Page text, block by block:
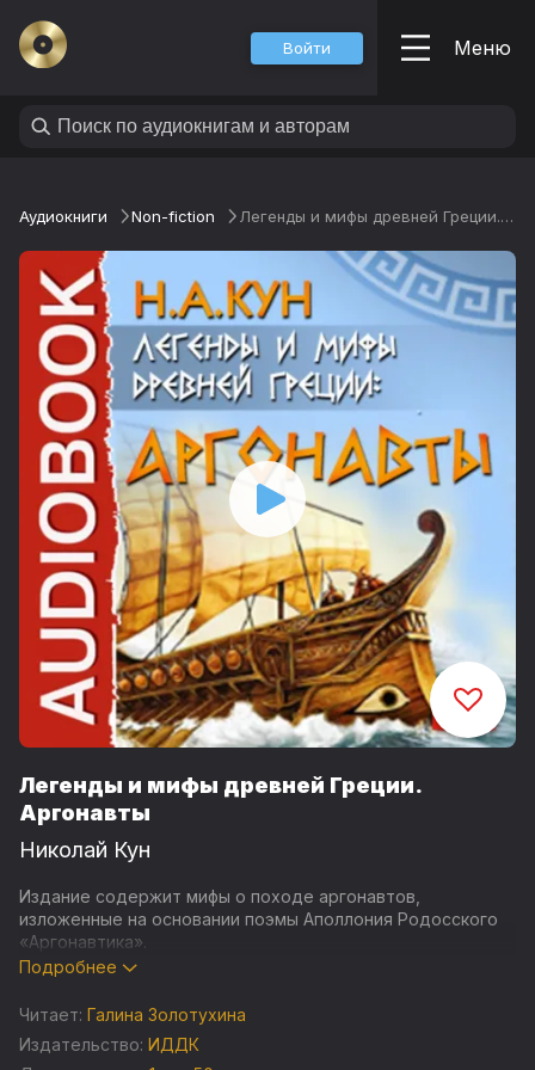
Войти Меню
Аудиокниги Non-fiction Легенды и мифы древней Греции. Аргонавты
Легенды и мифы древней Греции.
Аргонавты
Николай Кун
Издание содержит мифы о походе аргонавтов,
изложенные на основании поэмы Аполлония Родосского
«Аргонавтика».
Часть 1. «Агамемнон и сын его Орест»
Подробнее
Читает: Галина Золотухина
Издательство: ИДДК